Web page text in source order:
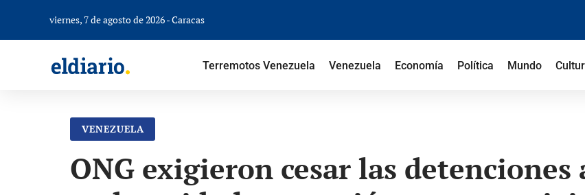
viernes, 7 de agosto de 2026 - Caracas
Terremotos Venezuela Venezuela Economía Política Mundo
VENEZUELA
ONG exigieron cesar las